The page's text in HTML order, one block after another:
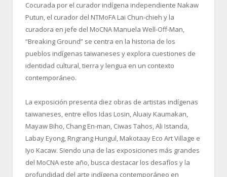
Cocurada por el curador indígena independiente Nakaw
Putun, el curador del NTMoFA Lai Chun-chieh y la
curadora en jefe del MoCNA Manuela Well-Off-Man,
“Breaking Ground” se centra en la historia de los
pueblos indígenas taiwaneses y explora cuestiones de
identidad cultural, tierra y lengua en un contexto
contemporáneo.
La exposición presenta diez obras de artistas indígenas
taiwaneses, entre ellos Idas Losin, Aluaiy Kaumakan,
Mayaw Biho, Chang En-man, Ciwas Tahos, Ali Istanda,
Labay Eyong, Rngrang Hungul, Makotaay Eco Art Village e
Iyo Kacaw. Siendo una de las exposiciones más grandes
del MoCNA este año, busca destacar los desafíos y la
profundidad del arte indígena contemporáneo en